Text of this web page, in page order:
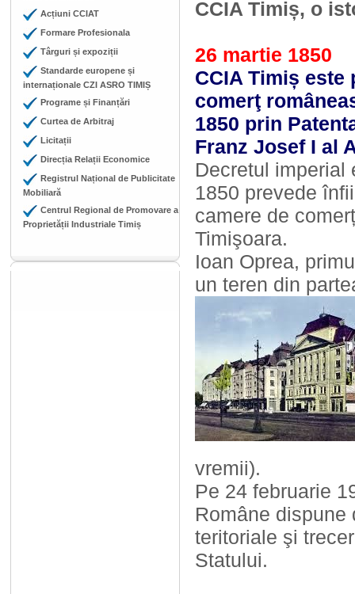
Acțiuni CCIAT
Formare Profesionala
Târguri și expoziții
Standarde europene și
internaționale CZI ASRO TIMIȘ
Programe și Finanțări
Curtea de Arbitraj
Licitații
Direcția Relații Economice
Registrul Național de Publicitate
Mobiliară
Centrul Regional de Promovare a
Proprietății Industriale Timiș
CCIA Timiș, o
26 martie 1850
CCIA Timiș este
comerţ
1850 prin
Franz Josef I al
Decretul imperial
1850 prevede
camere de
Timişoara.
Ioan Oprea,
un teren din
vremii).
Pe 24 februarie
Române
teritoriale şi
Statului.